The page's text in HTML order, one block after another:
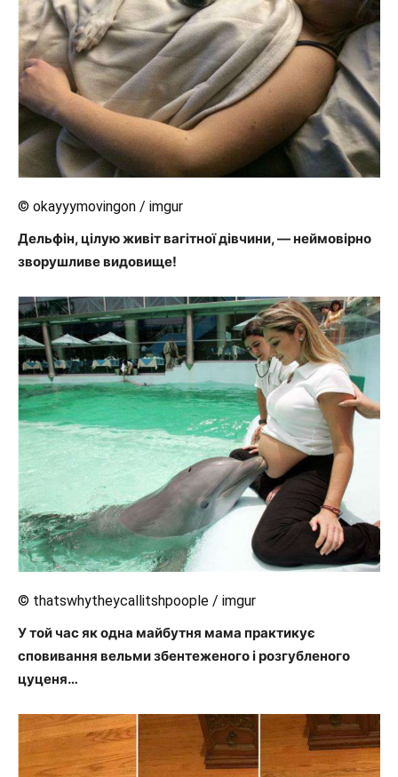
© okayyymovingon / imgur
Дельфін, цілую живіт вагітної дівчини, — неймовірно
зворушливе видовище!
© thatswhytheycallitshpoople / imgur
У той час як одна майбутня мама практикує
сповивання вельми збентеженого і розгубленого
цуценя…